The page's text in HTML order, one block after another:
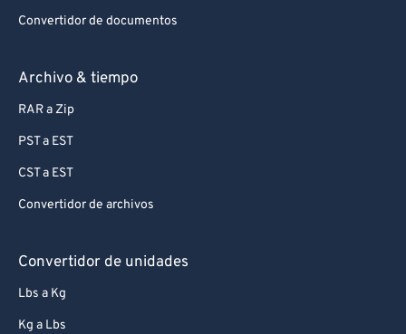
Convertidor de documentos
Archivo & tiempo
RAR a Zip
PST a EST
CST a EST
Convertidor de archivos
Convertidor de unidades
Lbs a Kg
Kg a Lbs